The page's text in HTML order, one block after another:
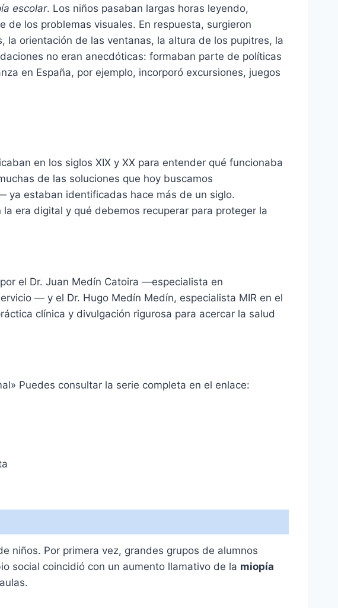
escolar. Los niños pasaban largas horas leyendo,
los problemas visuales. En respuesta, surgieron
la orientación de las ventanas, la altura de los pupitres, la
no eran anecdóticas: formaban parte de políticas
en España, por ejemplo, incorporó excursiones, juegos
en los siglos XIX y XX para entender qué funcionaba
de las soluciones que hoy buscamos
estaban identificadas hace más de un siglo.
era digital y qué debemos recuperar para proteger la
el Dr. Juan Medín Catoira —especialista en
— y el Dr. Hugo Medín Medín, especialista MIR en el
clínica y divulgación rigurosa para acercar la salud
Puedes consultar la serie completa en el enlace:
niños. Por primera vez, grandes grupos de alumnos
social coincidió con un aumento llamativo de la miopía